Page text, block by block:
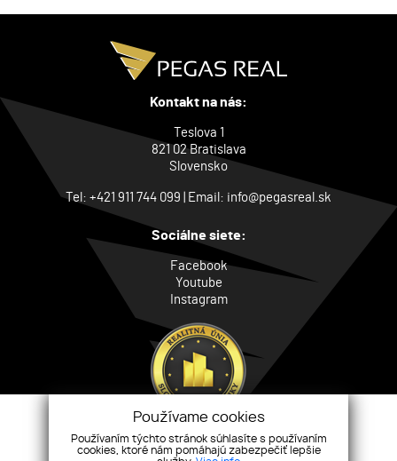
Kontakt na nás:
Teslova 1
821 02 Bratislava
Slovensko
Tel: +421 911 744 099 | Email: info@pegasreal.sk
Sociálne siete:
Facebook
Youtube
Instagram
Nehnuteľnosti Developing Média Makléri Referencie
Používame cookies
Používaním týchto stránok súhlasíte s používaním
cookies, ktoré nám pomáhajú zabezpečiť lepšie